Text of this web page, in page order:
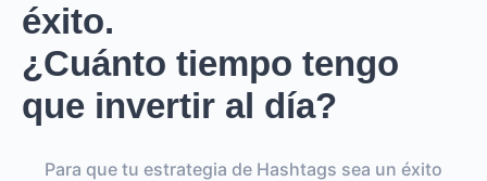
éxito.
¿Cuánto tiempo tengo
que invertir al día?
Para que tu estrategia de Hashtags sea un éxito